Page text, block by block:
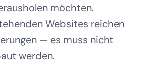
möchten.
Websites reichen
— es muss nicht
werden.